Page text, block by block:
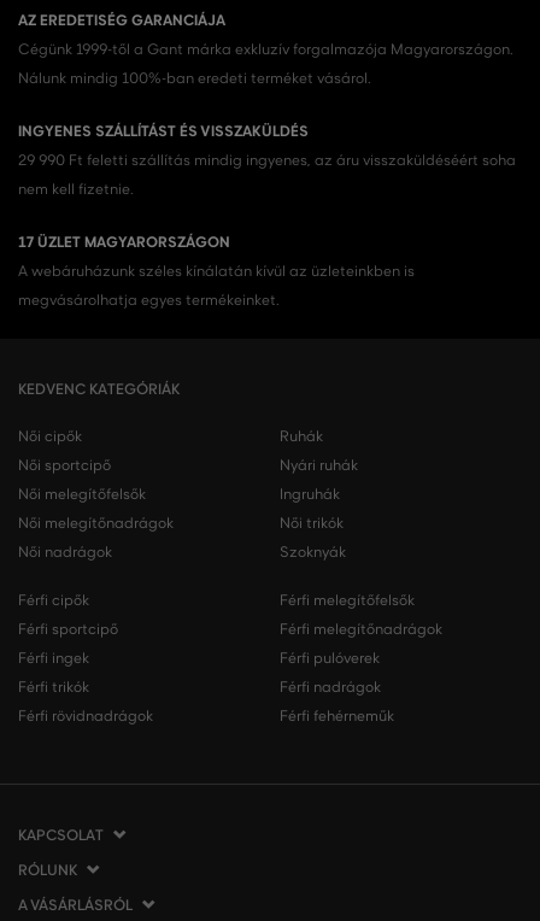
AZ EREDETISÉG GARANCIÁJA
Cégünk 1999-től a Gant márka exkluzív forgalmazója Magyarországon.
Nálunk mindig 100%-ban eredeti terméket vásárol.
INGYENES SZÁLLÍTÁST ÉS VISSZAKÜLDÉS
29 990 Ft feletti szállítás mindig ingyenes, az áru visszaküldéséért soha
nem kell fizetnie.
17 ÜZLET MAGYARORSZÁGON
A webáruházunk széles kínálatán kívül az üzleteinkben is
megvásárolhatja egyes termékeinket.
KEDVENC KATEGÓRIÁK
Női cipők
Női sportcipő
Női melegítőfelsők
Női melegítőnadrágok
Női nadrágok
Ruhák
Nyári ruhák
Ingruhák
Női trikók
Szoknyák
Férfi cipők
Férfi sportcipő
Férfi ingek
Férfi trikók
Férfi rövidnadrágok
Férfi melegítőfelsők
Férfi melegítőnadrágok
Férfi pulóverek
Férfi nadrágok
Férfi fehérneműk
KAPCSOLAT
VERMONT Services Slovakia s. r. o.
Vlčie hrdlo 53
RÓLUNK
Cégünkről
A VÁSÁRLÁSRÓL